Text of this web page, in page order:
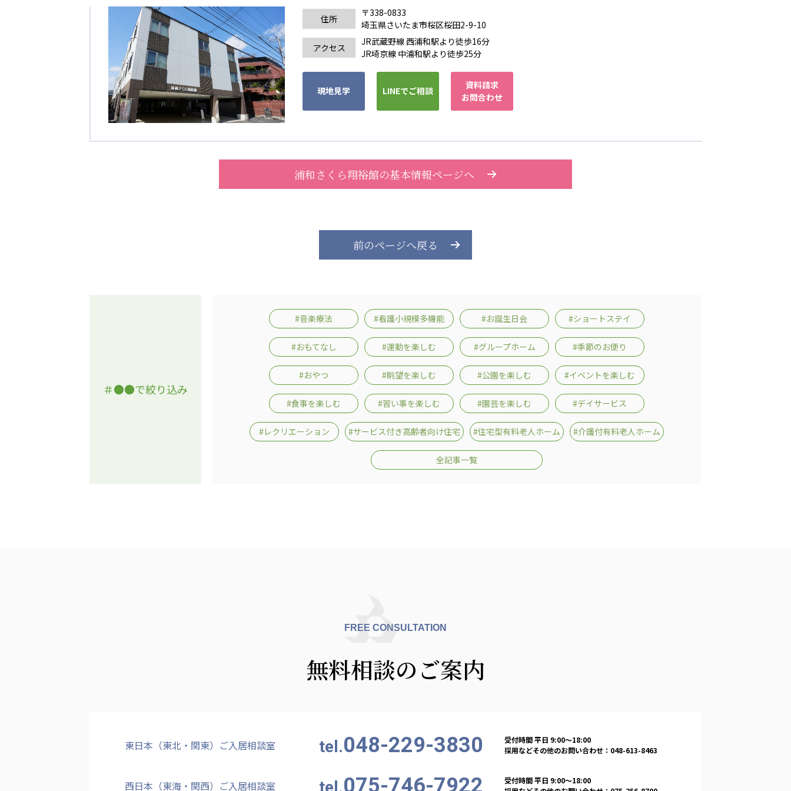
住所
〒338-0833
埼玉県さいたま市桜区桜田2-9-10
アクセス
JR武蔵野線 西浦和駅より徒歩16分
JR埼京線 中浦和駅より徒歩25分
現地見学 LINEでご相談
資料請求
お問合わせ
浦和さくら翔裕館の基本情報ページへ
前のページへ戻る
＃●●で絞り込み
#音楽療法 #看護小規模多機能 #お誕生日会 #ショートステイ
#おもてなし #運動を楽しむ #グループホーム #季節のお便り
#おやつ #眺望を楽しむ #公園を楽しむ #イベントを楽しむ
#食事を楽しむ #習い事を楽しむ #園芸を楽しむ #デイサービス
#レクリエーション #サービス付き高齢者向け住宅 #住宅型有料老人ホーム #介護付有料老人ホーム
全記事一覧
FREE CONSULTATION
無料相談のご案内
東日本（東北・関東）ご入居相談室 tel.048-229-3830
受付時間 平日 9:00〜18:00
採用などその他のお問い合わせ：048-613-8463
西日本（東海・関西）ご入居相談室 tel.075-746-7922
受付時間 平日 9:00〜18:00